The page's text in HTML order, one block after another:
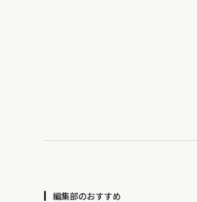
編集部のおすすめ